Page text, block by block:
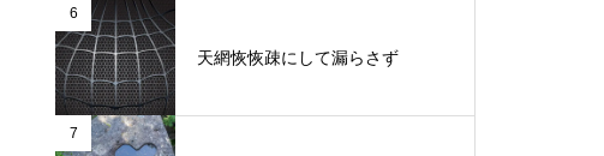
6
天網恢恢疎にして漏らさず
7